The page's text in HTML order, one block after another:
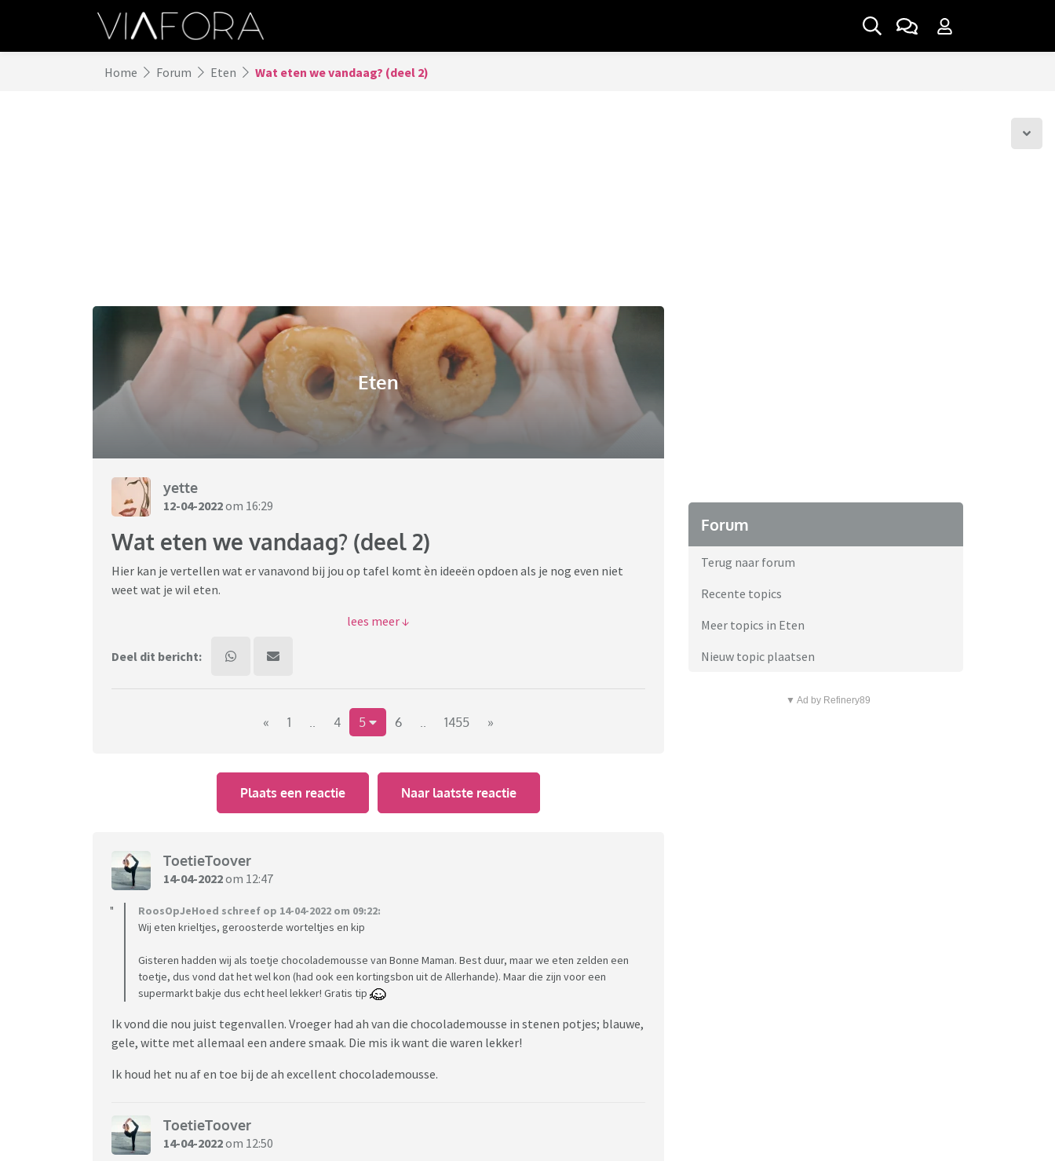
Home Forum Eten Wat eten we vandaag? (deel 2)
Eten
yette
12-04-2022om 16:29
Wat eten we vandaag? (deel 2)
Hier kan je vertellen wat er vanavond bij jou op tafel komt èn ideeën opdoen als je nog even niet
weet wat je wil eten.
Na deel 1 door Dolfje (waarvoor dank!!!) is het tijd voor de 2e gang ... smakelijke voortzetting!
Deel dit bericht:
« 1 .. 4 5 6 .. 1455 »
Plaats een reactie Naar laatste reactie
ToetieToover
14-04-2022om 12:47
RoosOpJeHoed schreef op 14-04-2022 om 09:22:
Wij eten krieltjes, geroosterde worteltjes en kip
Gisteren hadden wij als toetje chocolademousse van Bonne Maman. Best duur, maar we eten zelden een
toetje, dus vond dat het wel kon (had ook een kortingsbon uit de Allerhande). Maar die zijn voor een
supermarkt bakje dus echt heel lekker! Gratis tip
Ik vond die nou juist tegenvallen. Vroeger had ah van die chocolademousse in stenen potjes; blauwe,
gele, witte met allemaal een andere smaak. Die mis ik want die waren lekker!
Ik houd het nu af en toe bij de ah excellent chocolademousse.
ToetieToover
14-04-2022om 12:50
Forum
Terug naar forum
Recente topics
Meer topics in Eten
Nieuw topic plaatsen
▼ Ad by Refinery89